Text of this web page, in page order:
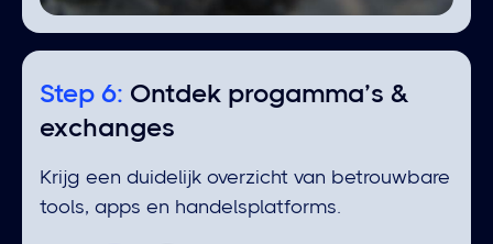
Step 6: ⁠Ontdek progamma’s &
exchanges
Krijg een duidelijk overzicht van betrouwbare
tools, apps en handelsplatforms.